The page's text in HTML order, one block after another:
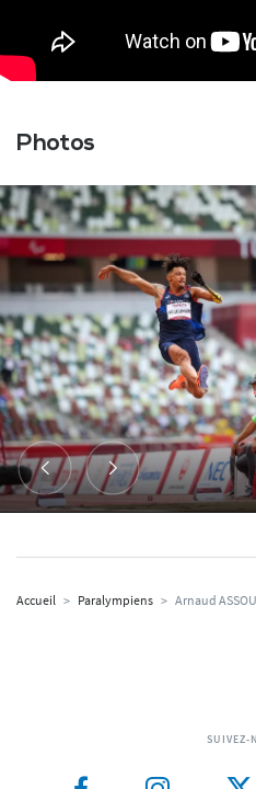
Photos
Accueil > Paralympiens > Arnaud
SUIVEZ-